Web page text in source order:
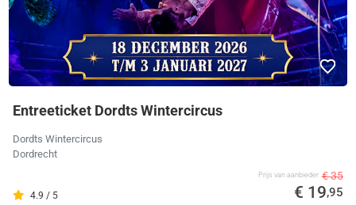
Entreeticket Dordts Wintercircus
Dordts Wintercircus
Dordrecht
4.9 / 5
Prijs van aanbieder € 35
€ 19,95